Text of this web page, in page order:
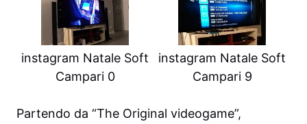
instagram Natale Soft
Campari 0
instagram Natale Soft
Campari 9
Partendo da “The Original videogame”,